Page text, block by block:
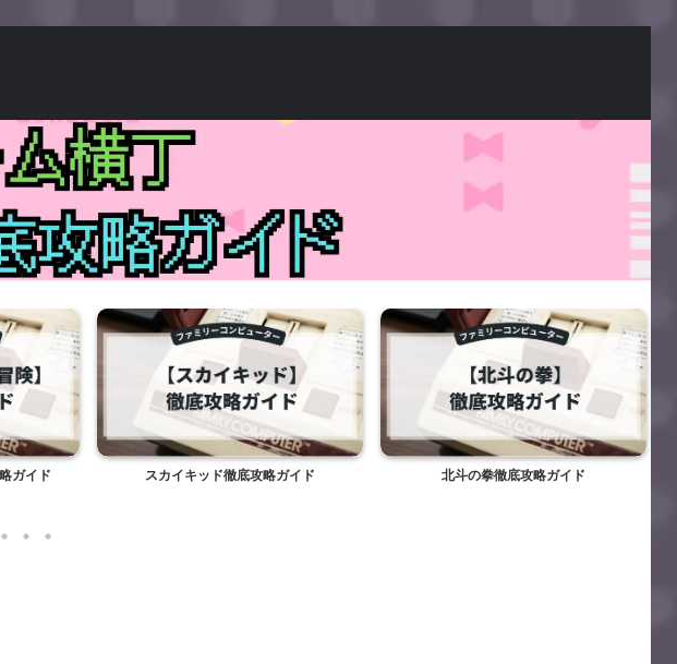
ガイド スカイキッド徹底攻略ガイド 北斗の拳徹底攻略ガイド